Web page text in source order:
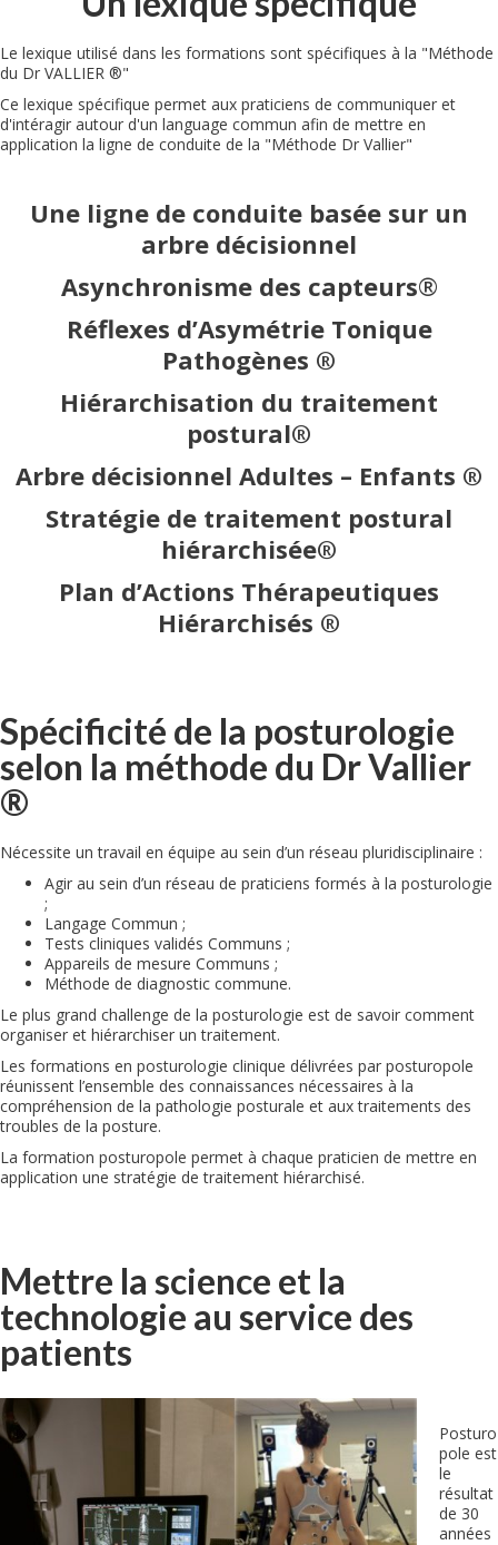
Le lexique utilisé dans les formations sont spécifiques à la "Méthode
du Dr VALLIER ®"
Ce lexique spécifique permet aux praticiens de communiquer et
d'intéragir autour d'un language commun afin de mettre en
application la ligne de conduite de la "Méthode Dr Vallier"
Une ligne de conduite basée sur un
arbre décisionnel
Asynchronisme des capteurs®
Réflexes d’Asymétrie Tonique
Pathogènes ®
Hiérarchisation du traitement
postural®
Arbre décisionnel Adultes – Enfants ®
Stratégie de traitement postural
hiérarchisée®
Plan d’Actions Thérapeutiques
Hiérarchisés ®
Spécificité de la posturologie
selon la méthode du Dr Vallier
®
Nécessite un travail en équipe au sein d’un réseau pluridisciplinaire :
Agir au sein d’un réseau de praticiens formés à la posturologie
;
Langage Commun ;
Tests cliniques validés Communs ;
Appareils de mesure Communs ;
Méthode de diagnostic commune.
Le plus grand challenge de la posturologie est de savoir comment
organiser et hiérarchiser un traitement.
Les formations en posturologie clinique délivrées par posturopole
réunissent l’ensemble des connaissances nécessaires à la
compréhension de la pathologie posturale et aux traitements des
troubles de la posture.
La formation posturopole permet à chaque praticien de mettre en
application une stratégie de traitement hiérarchisé.
Mettre la science et la
technologie au service des
patients
Posturo
pole est
le
résultat
de 30
années